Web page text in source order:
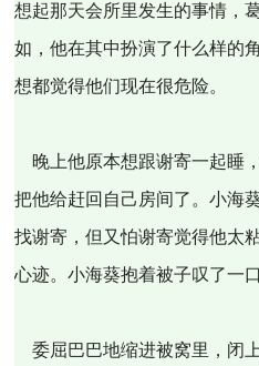
想起那天会所里发生的事情，
如，他在其中扮演了什么样的
想都觉得他们现在很危险。
晚上他原本想跟谢寄一起睡
把他给赶回自己房间了。小海
找谢寄，但又怕谢寄觉得他太
心迹。小海葵抱着被子叹了一
委屈巴巴地缩进被窝里，闭